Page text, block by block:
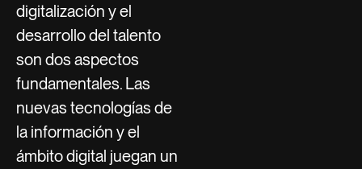
digitalización y el
desarrollo del talento
son dos aspectos
fundamentales. Las
nuevas tecnologías de
la información y el
ámbito digital juegan un